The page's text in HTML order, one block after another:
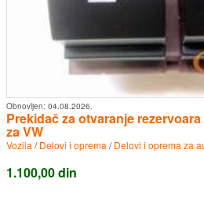
Obnovljen: 04.08.2026.
Prekidač za otvaranje
za VW
Vozila /Delovi i oprema /Delovi i oprema za
1.100,00 din